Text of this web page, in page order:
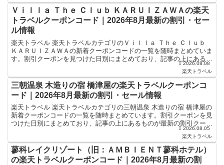
Ｖｉｌｌａ Ｔｈｅ Ｃｌｕｂ ＫＡＲＵＩＺＡＷＡの楽天
トラベルクーポンコード｜2026年8月最新の割引・セー
ル情報
楽天トラベル 楽天トラベルカテゴリのＶｉｌｌａ Ｔｈｅ Ｃｌｕｂ
ＫＡＲＵＩＺＡＷＡの新着クーポンコードの一覧を随時まとめていま
す。割引クーポンを見つけた日別にまとめており、記事の上にあるも
のが最新の割引クーポンになります。ホテル・旅館宿泊... 2026.08.08
楽天トラベル
三朝温泉 木造りの宿 橋津屋の楽天トラベルクーポンコ
ード｜2026年8月最新の割引・セール情報
楽天トラベル 楽天トラベルカテゴリの三朝温泉 木造りの宿 橋津屋の
新着クーポンコードの一覧を随時まとめています。割引クーポンを見
つけた日別にまとめており、記事の上にあるものが最新の割引クーポ
ンになります。ホテル・旅館宿泊の予約などで使えるク...
2026.08.05
楽天トラベル
蓼科レイクリゾート（旧：ＡＭＢＩＥＮＴ蓼科ホテル）
の楽天トラベルクーポンコード｜2026年8月最新の割